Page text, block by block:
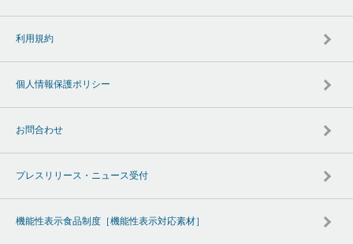
利用規約
個人情報保護ポリシー
お問合わせ
プレスリリース・ニュース受付
機能性表示食品制度［機能性表示対応素材］